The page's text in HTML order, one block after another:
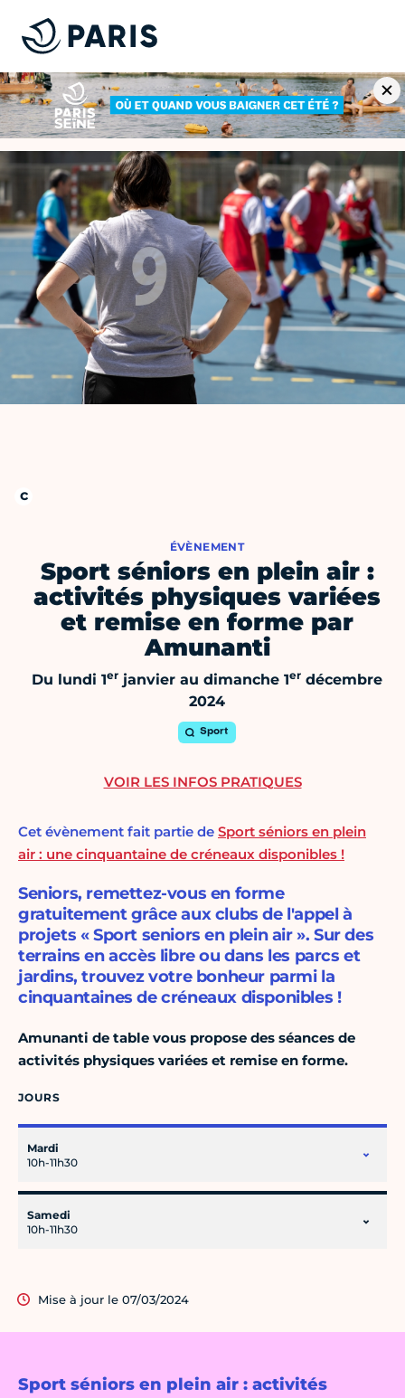
ÉVÈNEMENT
Sport séniors en plein air :
activités physiques variées
et remise en forme par
Amunanti
Du lundi 1er janvier au dimanche 1er décembre
2024
Sport
Sport séniors en plein air : activités
Cet évènement fait partie de Sport séniors en plein
air : une cinquantaine de créneaux disponibles !
Seniors, remettez-vous en forme
gratuitement grâce aux clubs de l'appel à
projets « Sport seniors en plein air ». Sur des
terrains en accès libre ou dans les parcs et
jardins, trouvez votre bonheur parmi la
cinquantaines de créneaux disponibles !
Amunanti de table vous propose des séances de
activités physiques variées et remise en forme.
JOURS
Mardi
10h-11h30
Samedi
10h-11h30
Mise à jour le 07/03/2024
VOIR LES INFOS PRATIQUES